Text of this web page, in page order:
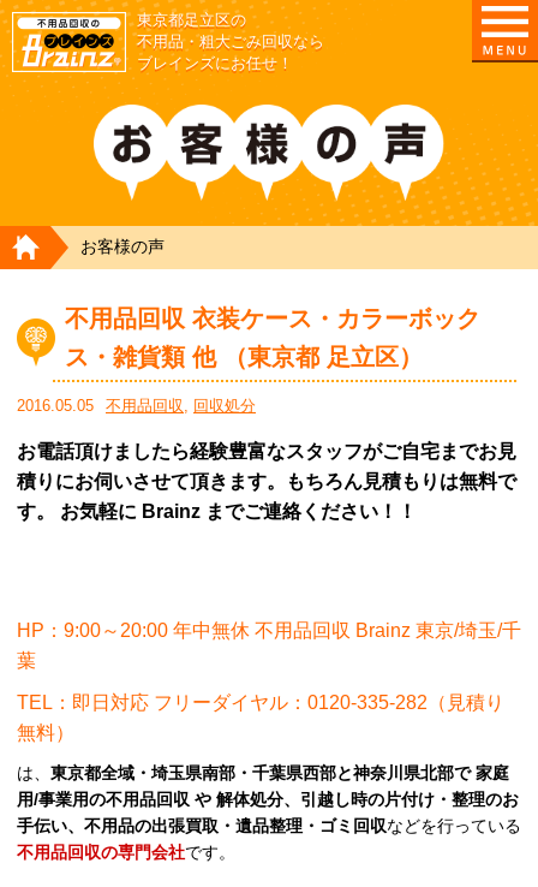
東京都足立区の
不用品・粗大ごみ回収なら
ブレインズにお任せ！
HOME
お客様の声
不用品回収 衣装ケース・カラーボック
ス・雑貨類 他 （東京都 足立区）
2016.05.05 不用品回収, 回収処分
お電話頂けましたら経験豊富なスタッフがご自宅までお見
積りにお伺いさせて頂きます。もちろん見積もりは無料で
す。 お気軽に Brainz までご連絡ください！！
HP：9:00～20:00 年中無休 不用品回収 Brainz 東京/埼玉/千
葉
TEL：即日対応 フリーダイヤル：0120-335-282（見積り
無料）
は、 東京都全域・埼玉県南部・千葉県西部と神奈川県北部で 家庭
用/事業用の不用品回収 や 解体処分、引越し時の片付け・整理のお
手伝い、不用品の出張買取・遺品整理・ゴミ回収などを行っている
不用品回収の専門会社です。